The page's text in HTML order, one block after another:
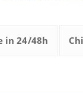
in 24/48h